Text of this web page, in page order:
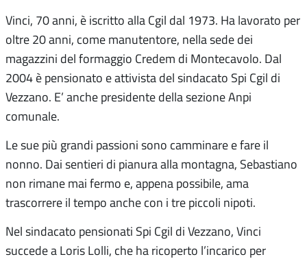
Vinci, 70 anni, è iscritto alla Cgil dal 1973. Ha lavorato per
oltre 20 anni, come manutentore, nella sede dei
magazzini del formaggio Credem di Montecavolo. Dal
2004 è pensionato e attivista del sindacato Spi Cgil di
Vezzano. E’ anche presidente della sezione Anpi
comunale.
Le sue più grandi passioni sono camminare e fare il
nonno. Dai sentieri di pianura alla montagna, Sebastiano
non rimane mai fermo e, appena possibile, ama
trascorrere il tempo anche con i tre piccoli nipoti.
Nel sindacato pensionati Spi Cgil di Vezzano, Vinci
succede a Loris Lolli, che ha ricoperto l’incarico per